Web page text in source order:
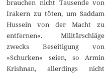
brauchen nicht Tausende von
Irakern zu töten, um Saddam
Hussein von der Macht zu
entfernen«. Militärschläge
zwecks Beseitigung von
»Schurken« seien, so Armin
Krishnan, allerdings nicht